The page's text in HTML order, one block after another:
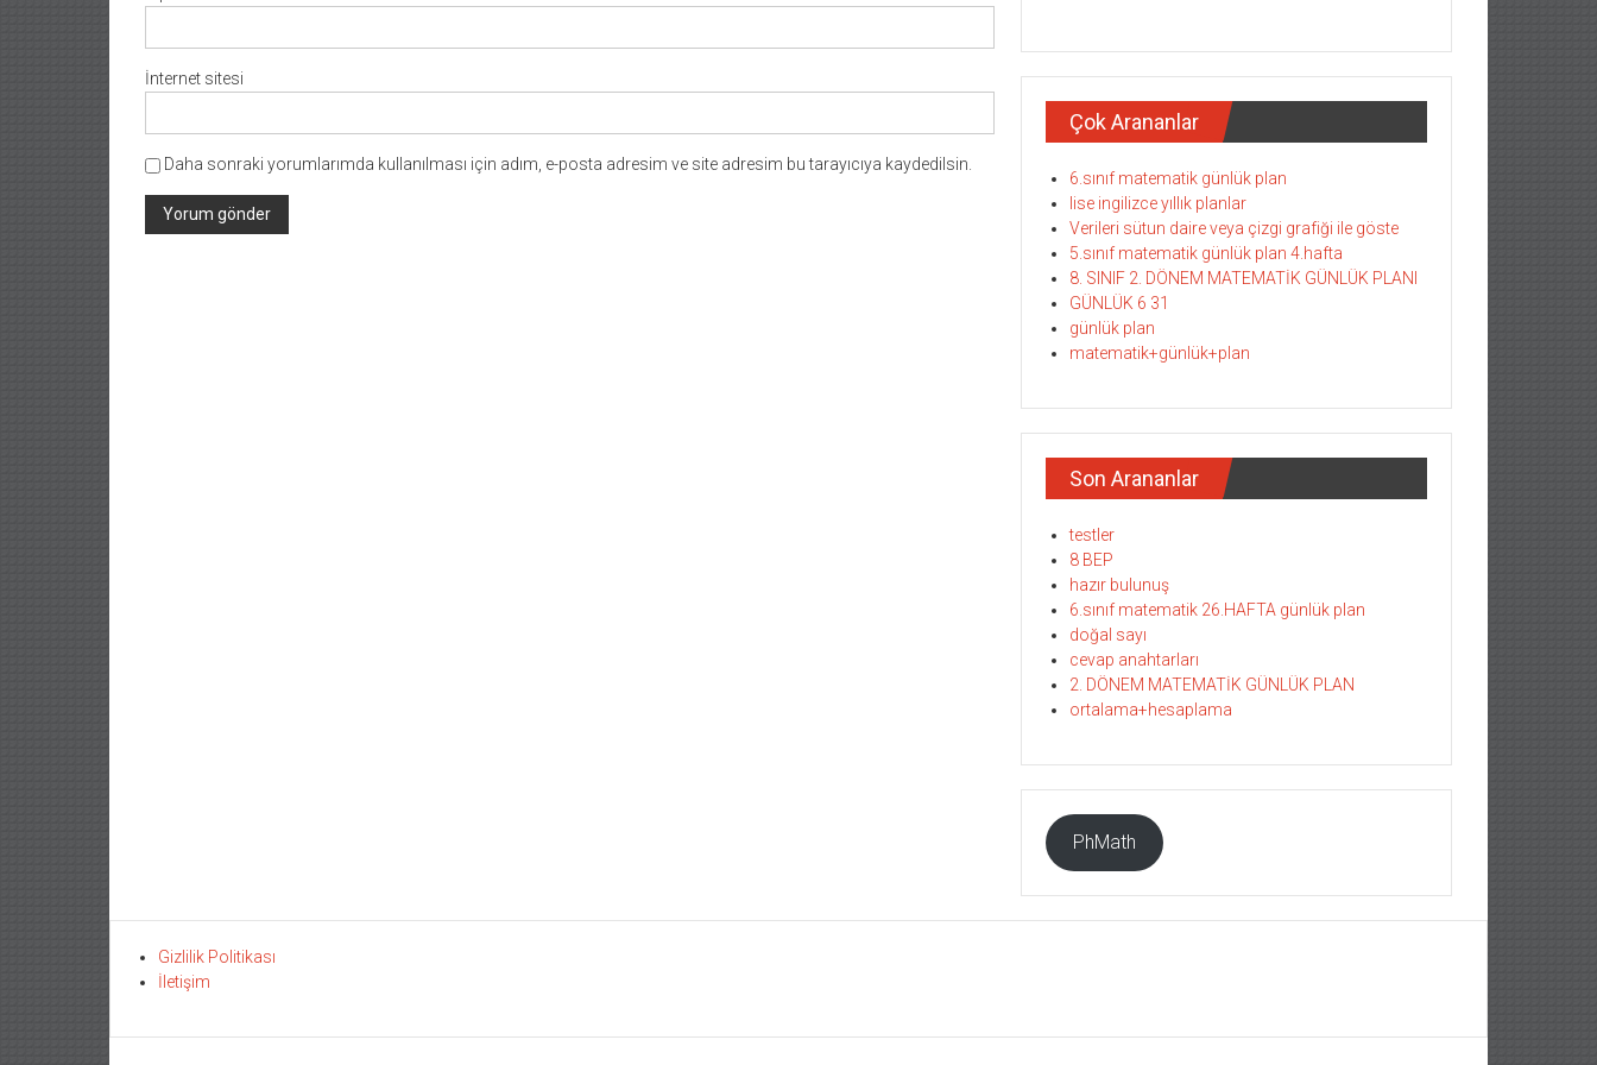
İnternet sitesi
Daha sonraki yorumlarımda kullanılması için adım, e-posta adresim ve site adresim bu tarayıcıya kaydedilsin.
Çok Arananlar
6.sınıf matematik günlük plan
lise ingilizce yıllık planlar
Verileri sütun daire veya çizgi grafiği ile göste
5.sınıf matematik günlük plan 4.hafta
8. SINIF 2. DÖNEM MATEMATİK GÜNLÜK PLANI
GÜNLÜK 6 31
günlük plan
matematik+günlük+plan
Son Arananlar
testler
8 BEP
hazır bulunuş
6.sınıf matematik 26.HAFTA günlük plan
doğal sayı
cevap anahtarları
2. DÖNEM MATEMATİK GÜNLÜK PLAN
ortalama+hesaplama
PhMath
Gizlilik Politikası
İletişim